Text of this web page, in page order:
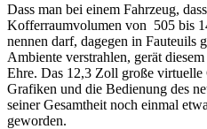
Dass man bei einem Fahrzeug,
Kofferraumvolumen von 505 bis
nennen darf, dagegen in Fauteuils
Ambiente verstrahlen, gerät
Ehre. Das 12,3 Zoll große
Grafiken und die Bedienung des
seiner Gesamtheit noch einmal
geworden.